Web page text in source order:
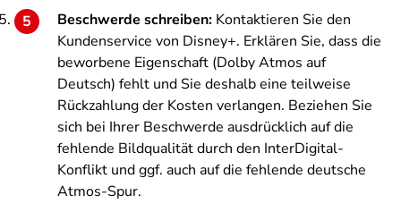
Beschwerde schreiben: Kontaktieren Sie den
Kundenservice von Disney+. Erklären Sie, dass die
beworbene Eigenschaft (Dolby Atmos auf
Deutsch) fehlt und Sie deshalb eine teilweise
Rückzahlung der Kosten verlangen. Beziehen Sie
sich bei Ihrer Beschwerde ausdrücklich auf die
fehlende Bildqualität durch den InterDigital-
Konflikt und ggf. auch auf die fehlende deutsche
Atmos-Spur.